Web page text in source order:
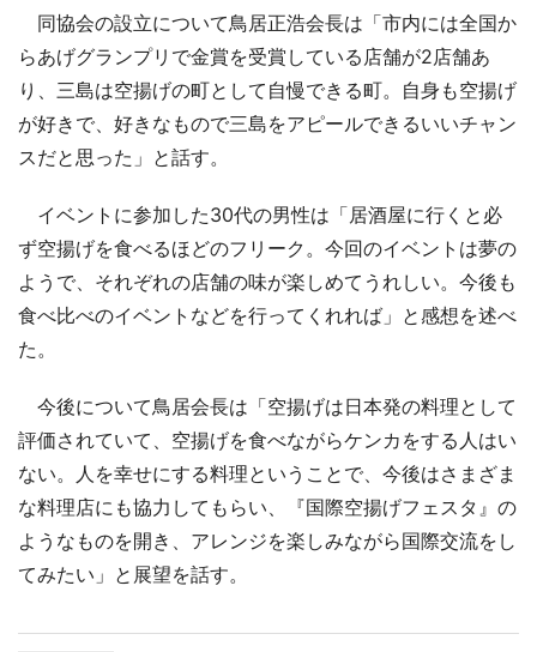
同協会の設立について鳥居正浩会長は「市内には全国か
らあげグランプリで金賞を受賞している店舗が2店舗あ
り、三島は空揚げの町として自慢できる町。自身も空揚げ
が好きで、好きなもので三島をアピールできるいいチャン
スだと思った」と話す。
イベントに参加した30代の男性は「居酒屋に行くと必
ず空揚げを食べるほどのフリーク。今回のイベントは夢の
ようで、それぞれの店舗の味が楽しめてうれしい。今後も
食べ比べのイベントなどを行ってくれれば」と感想を述べ
た。
今後について鳥居会長は「空揚げは日本発の料理として
評価されていて、空揚げを食べながらケンカをする人はい
ない。人を幸せにする料理ということで、今後はさまざま
な料理店にも協力してもらい、『国際空揚げフェスタ』の
ようなものを開き、アレンジを楽しみながら国際交流をし
てみたい」と展望を話す。